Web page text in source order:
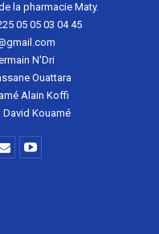
la pharmacie Maty.
05 05 03 04 45
N'Dri
Ouattara
Alain Koffi
Kouamé